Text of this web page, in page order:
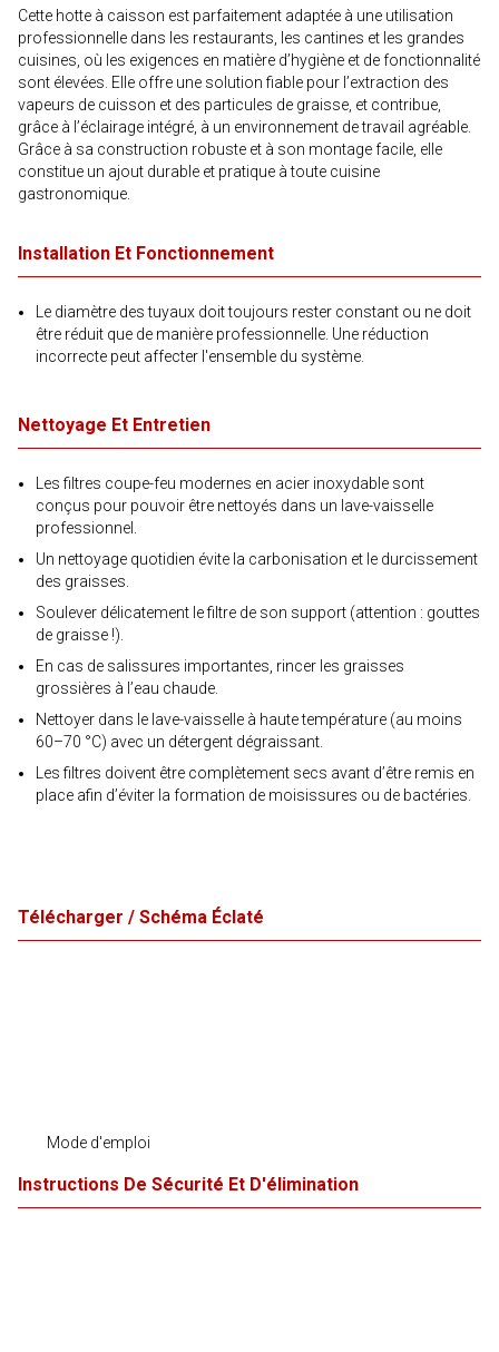
Cette hotte à caisson est parfaitement adaptée à une utilisation
professionnelle dans les restaurants, les cantines et les grandes
cuisines, où les exigences en matière d’hygiène et de fonctionnalité
sont élevées. Elle offre une solution fiable pour l’extraction des
vapeurs de cuisson et des particules de graisse, et contribue,
grâce à l’éclairage intégré, à un environnement de travail agréable.
Grâce à sa construction robuste et à son montage facile, elle
constitue un ajout durable et pratique à toute cuisine
gastronomique.
Installation Et Fonctionnement
Le diamètre des tuyaux doit toujours rester constant ou ne doit
être réduit que de manière professionnelle. Une réduction
incorrecte peut affecter l'ensemble du système.
Nettoyage Et Entretien
Les filtres coupe-feu modernes en acier inoxydable sont
conçus pour pouvoir être nettoyés dans un lave-vaisselle
professionnel.
Un nettoyage quotidien évite la carbonisation et le durcissement
des graisses.
Soulever délicatement le filtre de son support (attention : gouttes
de graisse !).
En cas de salissures importantes, rincer les graisses
grossières à l’eau chaude.
Nettoyer dans le lave-vaisselle à haute température (au moins
60–70 °C) avec un détergent dégraissant.
Les filtres doivent être complètement secs avant d’être remis en
place afin d’éviter la formation de moisissures ou de bactéries.
Télécharger / Schéma Éclaté
Mode d'emploi
Instructions De Sécurité Et D'élimination